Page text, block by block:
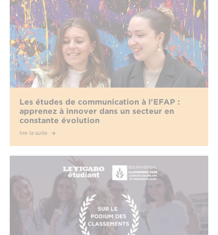
Les études de communication à l'EFAP :
apprenez à innover dans un secteur en
constante évolution
lire la suite